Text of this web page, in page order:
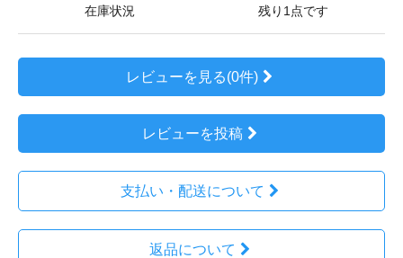
在庫状況 残り1点です
レビューを見る(0件)
レビューを投稿
支払い・配送について
返品について